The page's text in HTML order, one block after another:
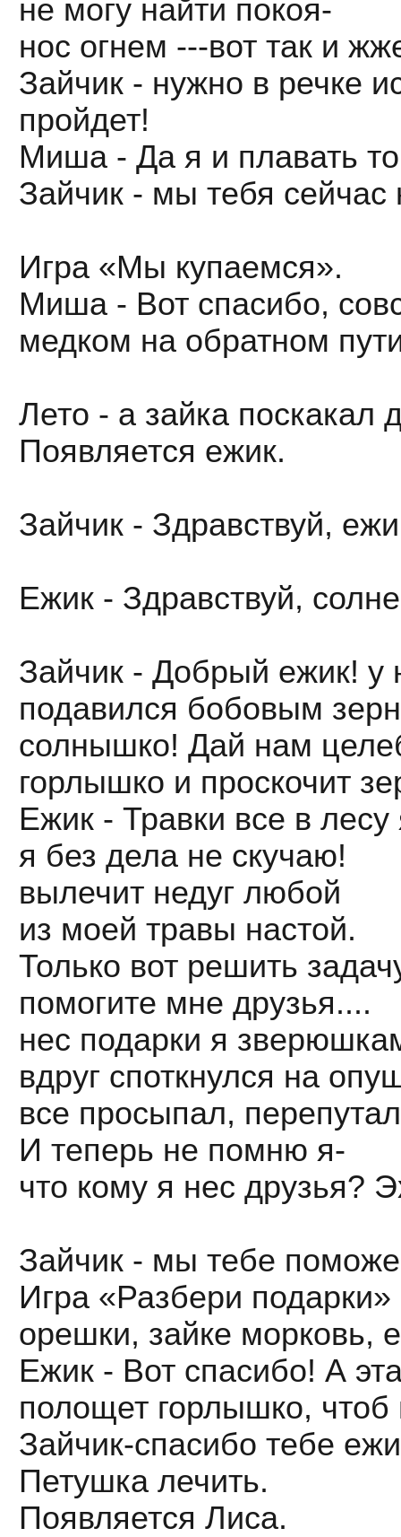
не могу найти покоя-
нос огнем ---вот так и
Зайчик - нужно в речке
пройдет!
Миша - Да я и плавать
Зайчик - мы тебя сейчас
Игра «Мы купаемся».
Миша - Вот спасибо,
медком на обратном
Лето - а зайка поскакал
Появляется ежик.
Зайчик - Здравствуй,
Ежик - Здравствуй,
Зайчик - Добрый ежик! у
подавился бобовым
солнышко! Дай нам
горлышко и проскочит
Ежик - Травки все в
я без дела не скучаю!
вылечит недуг любой
из моей травы настой.
Только вот решить
помогите мне друзья....
нес подарки я
вдруг споткнулся на
все просыпал,
И теперь не помню я-
что кому я нес друзья?
Зайчик - мы тебе
Игра «Разбери
орешки, зайке морковь,
Ежик - Вот спасибо! А
полощет горлышко,
Зайчик-спасибо тебе
Петушка лечить.
Появляется Лиса.